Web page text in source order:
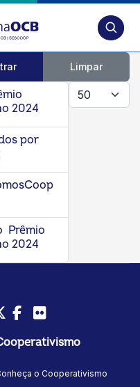
Limpar
Mostrar #
2024
por
Prêmio
2024
Twitter/X
Facebook
o Cooperativismo